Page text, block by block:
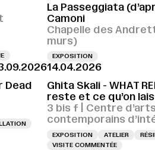
La Passeggiata
Camoni
Chapelle des
murs)
EXPOSITION
Dead
14.04.2026
Ghita Skali - WHAT
reste et ce qu’on
3 bis f | Centre d’arts
contemporains
EXPOSITION ATELIER
VISITE COMMENTÉE